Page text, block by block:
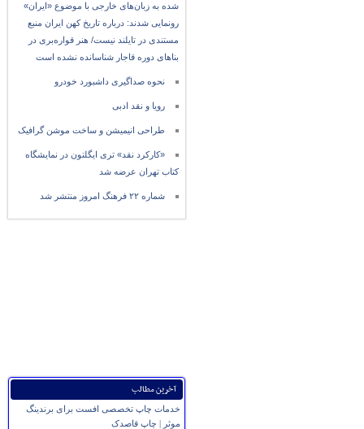
شده به زبان‌های خارجی با موضوع «ایران»
رونمایی شدند: درباره تاریخ کهن ایران منبع
مستندی در تایلند نیست/ هنر قواره‌بری در
بناهای دوره قاجار شناسانده نشده است
نحوه صداگیری داشبورد خودرو
رویا و نقد ادبی
طراحی انیمیشن و ساخت موشن گرافیک
«کارکرد نقد» تری ایگلتون در نمایشگاه
کتاب تهران عرضه شد
شماره ۲۲ فرهنگ امروز منتشر شد
آخرین مطالب
خدمات چاپ تخصصی افست برای برندینگ
موثر | چاپ قاصدک